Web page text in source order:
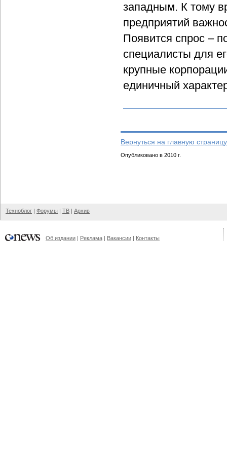
западным. К тому
предприятий
Появится спрос –
специалисты для
крупные
единичный
Вернуться на главную
Опубликовано в 2010 г.
Техноблог | Форумы | ТВ | Архив
Об издании | Реклама | Вакансии | Контакты